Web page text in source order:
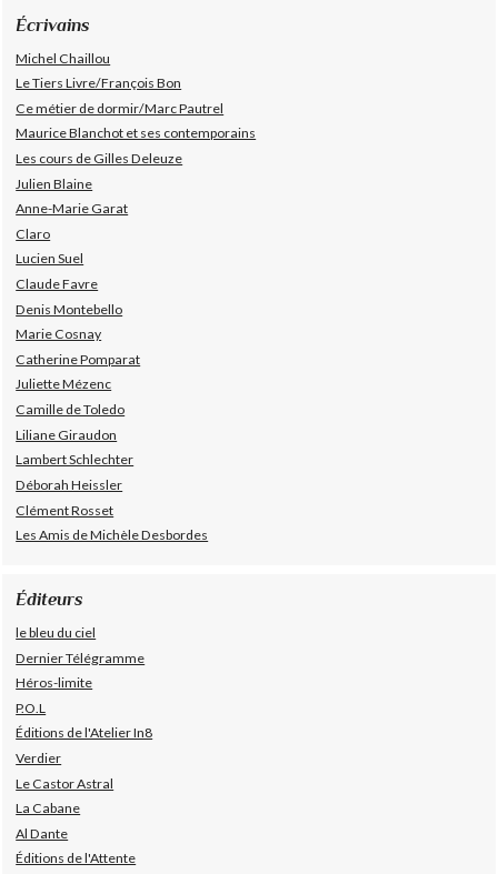
Écrivains
Michel Chaillou
Le Tiers Livre/François Bon
Ce métier de dormir/Marc Pautrel
Maurice Blanchot et ses contemporains
Les cours de Gilles Deleuze
Julien Blaine
Anne-Marie Garat
Claro
Lucien Suel
Claude Favre
Denis Montebello
Marie Cosnay
Catherine Pomparat
Juliette Mézenc
Camille de Toledo
Liliane Giraudon
Lambert Schlechter
Déborah Heissler
Clément Rosset
Les Amis de Michèle Desbordes
Éditeurs
le bleu du ciel
Dernier Télégramme
Héros-limite
P.O.L
Éditions de l'Atelier In8
Verdier
Le Castor Astral
La Cabane
Al Dante
Éditions de l'Attente